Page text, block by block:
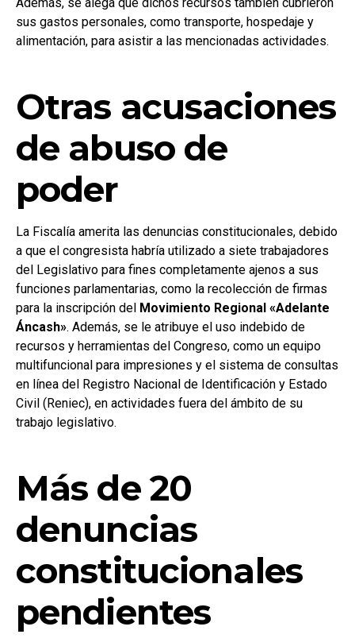
sus gastos personales, como transporte, hospedaje y
alimentación, para asistir a las mencionadas actividades.
Otras acusaciones
de abuso de
poder
La Fiscalía amerita las denuncias constitucionales, debido
a que el congresista habría utilizado a siete trabajadores
del Legislativo para fines completamente ajenos a sus
funciones parlamentarias, como la recolección de firmas
para la inscripción del Movimiento Regional «Adelante
Áncash». Además, se le atribuye el uso indebido de
recursos y herramientas del Congreso, como un equipo
multifuncional para impresiones y el sistema de consultas
en línea del Registro Nacional de Identificación y Estado
Civil (Reniec), en actividades fuera del ámbito de su
trabajo legislativo.
Más de 20
denuncias
constitucionales
pendientes